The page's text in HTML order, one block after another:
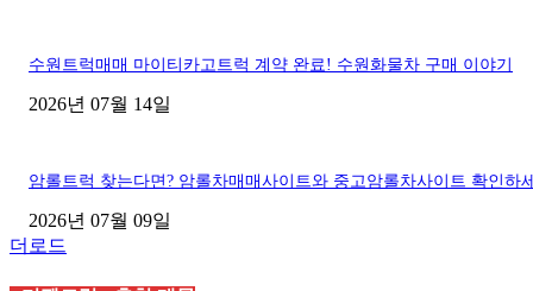
수원트럭매매 마이티카고트럭 계약 완료! 수원화물차 구매 이야기
2026년 07월 14일
암롤트럭 찾는다면? 암롤차매매사이트와 중고암롤차사이트 확인하
2026년 07월 09일
더로드